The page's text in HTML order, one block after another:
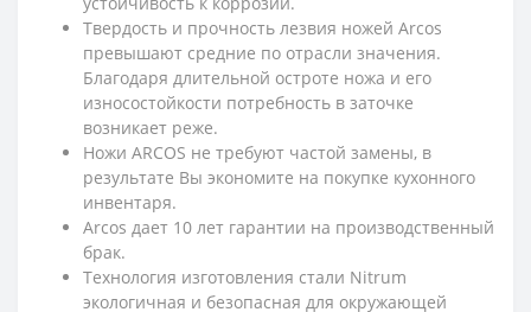
Твердость и прочность лезвия ножей Arcos
превышают средние по отрасли значения.
Благодаря длительной остроте ножа и его
износостойкости потребность в заточке
возникает реже.
Ножи ARCOS не требуют частой замены, в
результате Вы экономите на покупке кухонного
инвентаря.
Arcos дает 10 лет гарантии на производственный
брак.
Технология изготовления стали Nitrum
экологичная и безопасная для окружающей